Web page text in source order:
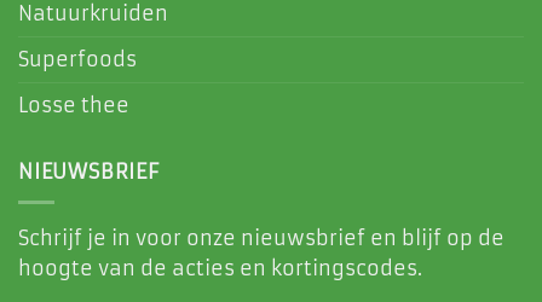
Natuurkruiden
Superfoods
Losse thee
NIEUWSBRIEF
Schrijf je in voor onze nieuwsbrief en blijf op de
hoogte van de acties en kortingscodes.